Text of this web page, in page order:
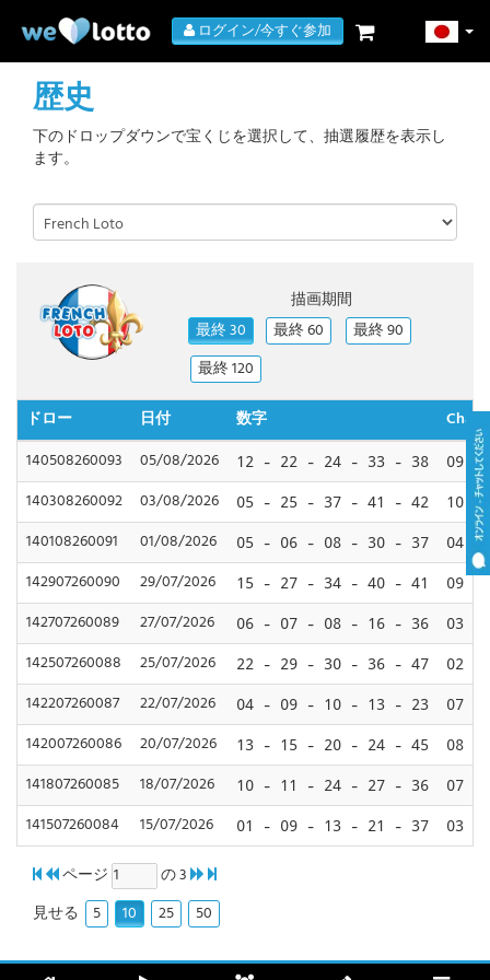
ログイン/今すぐ参加
歴史
下のドロップダウンで宝くじを選択して、抽選履歴を表示し
ます。
描画期間
最終 30
最終 60
最終 90
最終 120
ドロー
日付 数字
140508260093
05/08/2026 12 - 22 - 24 - 33 - 38 09
140308260092 03/08/2026 05 - 25 - 37 - 41 - 42 10
140108260091 01/08/2026 05 - 06 - 08 - 30 - 37 04
142907260090 29/07/2026 15 - 27 - 34 - 40 - 41 09
142707260089 27/07/2026 06 - 07 - 08 - 16 - 36 03
142507260088 25/07/2026 22 - 29 - 30 - 36 - 47 02
142207260087 22/07/2026 04 - 09 - 10 - 13 - 23 07
142007260086 20/07/2026 13 - 15 - 20 - 24 - 45 08
141807260085 18/07/2026 10 - 11 - 24 - 27 - 36 07
141507260084 15/07/2026 01 - 09 - 13 - 21 - 37 03
ページ
の 3
見せる
5 10 25 50